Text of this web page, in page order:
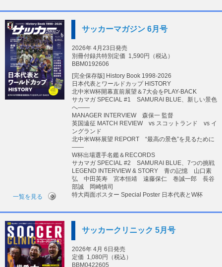
サッカーマガジン 6月号
2026年 4月23日発売
別冊付録共特別定価 1,590円（税込）
BBM0192606
[完全保存版] History Book 1998-2026
日本代表とワールドカップ HISTORY
北中米W杯開幕直前展望＆7大会をPLAY-BACK
サカマガ SPECIAL #1 SAMURAI BLUE、新しい景色
へ――
MANAGER INTERVIEW 森保一 監督
英国遠征 MATCH REVIEW vs スコットランド vs イ
ングランド
北中米W杯展望 REPORT “最高の景色”を見るために
――
W杯出場選手名鑑＆RECORDS
サカマガ SPECIAL #2 SAMURAI BLUE、7つの挑戦
LEGEND INTERVIEW & STORY 青の記憶 山口素
弘 中田英寿 宮本恒靖 遠藤保仁 巻誠一郎 長谷
部誠 岡崎慎司
特大両面ポスター Special Poster 日本代表とW杯
一覧を見る
サッカークリニック 5月号
2026年 4月 6日発売
定価 1,080円（税込）
BBM0422605